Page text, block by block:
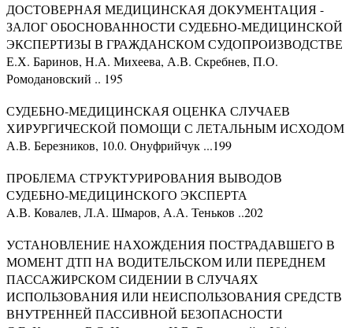
ДОСТОВЕРНАЯ МЕДИЦИНСКАЯ ДОКУМЕНТАЦИЯ -
ЗАЛОГ ОБОСНОВАННОСТИ СУДЕБНО-МЕДИЦИНСКОЙ
ЭКСПЕРТИЗЫ В ГРАЖДАНСКОМ СУДОПРОИЗВОДСТВЕ
Е.Х. Баринов, Н.А. Михеева, А.В. Скребнев, П.О.
Ромодановский .. 195
СУДЕБНО-МЕДИЦИНСКАЯ ОЦЕНКА СЛУЧАЕВ
ХИРУРГИЧЕСКОЙ ПОМОЩИ С ЛЕТАЛЬНЫМ ИСХОДОМ
А.В. Березников, 10.0. Онуфрийчук ...199
ПРОБЛЕМА СТРУКТУРИРОВАНИЯ ВЫВОДОВ
СУДЕБНО-МЕДИЦИНСКОГО ЭКСПЕРТА
A.В. Ковалев, Л.А. Шмаров, А.А. Теньков ..202
УСТАНОВЛЕНИЕ НАХОЖДЕНИЯ ПОСТРАДАВШЕГО В
МОМЕНТ ДТП НА ВОДИТЕЛЬСКОМ ИЛИ ПЕРЕДНЕМ
ПАССАЖИРСКОМ СИДЕНИИ В СЛУЧАЯХ
ИСПОЛЬЗОВАНИЯ ИЛИ НЕИСПОЛЬЗОВАНИЯ СРЕДСТВ
ВНУТРЕННЕЙ ПАССИВНОЙ БЕЗОПАСНОСТИ